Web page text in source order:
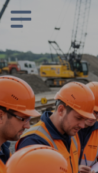
Cookies management panel